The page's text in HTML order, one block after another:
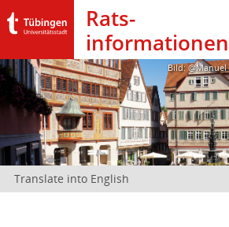
Rats­
informationen
Bild:
Translate into English